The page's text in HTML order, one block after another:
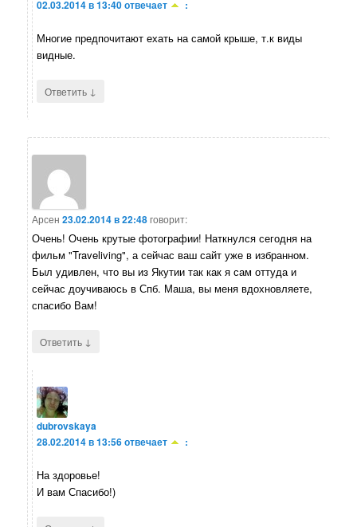
02.03.2014 в 13:40отвечает :
Многие предпочитают ехать на самой крыше, т.к виды
видные.
Ответить ↓
Арсен 23.02.2014 в 22:48говорит:
Очень! Очень крутые фотографии! Наткнулся сегодня на
фильм "Traveliving", а сейчас ваш сайт уже в избранном.
Был удивлен, что вы из Якутии так как я сам оттуда и
сейчас доучиваюсь в Спб. Маша, вы меня вдохновляете,
спасибо Вам!
Ответить ↓
dubrovskaya
28.02.2014 в 13:56отвечает :
На здоровье!
И вам Спасибо!)